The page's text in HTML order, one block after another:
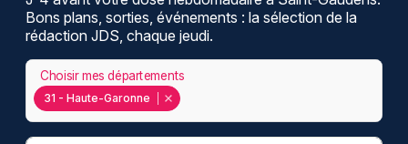
Bons plans, sorties, événements : la sélection de la
rédaction JDS, chaque jeudi.
31 - Haute-Garonne
Choisir mes départements